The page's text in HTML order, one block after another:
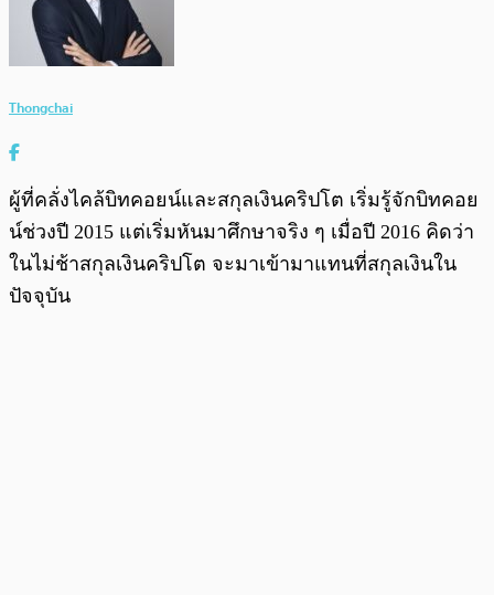
Thongchai
ผู้ที่คลั่งไคล้บิทคอยน์และสกุลเงินคริปโต เริ่มรู้จักบิทคอย
น์ช่วงปี 2015 แต่เริ่มหันมาศึกษาจริง ๆ เมื่อปี 2016 คิดว่า
ในไม่ช้าสกุลเงินคริปโต จะมาเข้ามาแทนที่สกุลเงินใน
ปัจจุบัน